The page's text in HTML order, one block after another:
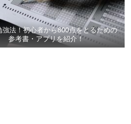
強法！初心者から800点をとるための
参考書・アプリを紹介！